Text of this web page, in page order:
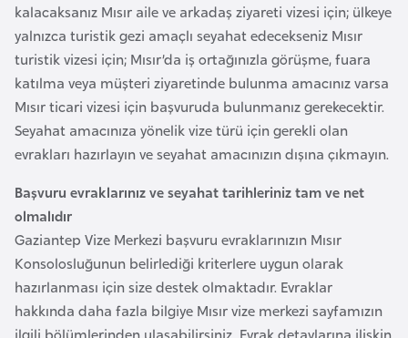
kalacaksanız Mısır aile ve arkadaş ziyareti vizesi için; ülkeye
yalnızca turistik gezi amaçlı seyahat edecekseniz Mısır
turistik vizesi için; Mısır’da iş ortağınızla görüşme, fuara
katılma veya müşteri ziyaretinde bulunma amacınız varsa
Mısır ticari vizesi için başvuruda bulunmanız gerekecektir.
Seyahat amacınıza yönelik vize türü için gerekli olan
evrakları hazırlayın ve seyahat amacınızın dışına çıkmayın.
Başvuru evraklarınız ve seyahat tarihleriniz tam ve net
olmalıdır
Gaziantep Vize Merkezi başvuru evraklarınızın Mısır
Konsolosluğunun belirlediği kriterlere uygun olarak
hazırlanması için size destek olmaktadır. Evraklar
hakkında daha fazla bilgiye Mısır vize merkezi sayfamızın
B
o
s
n
a
H
e
s
e
k
B
u